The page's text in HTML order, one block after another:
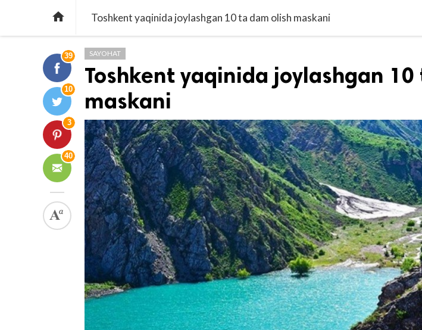
 Toshkent yaqinida joylashgan 10 ta dam olish maskani
39
10
3
40
SAYOHAT
Toshkent yaqinida joylashgan
maskani